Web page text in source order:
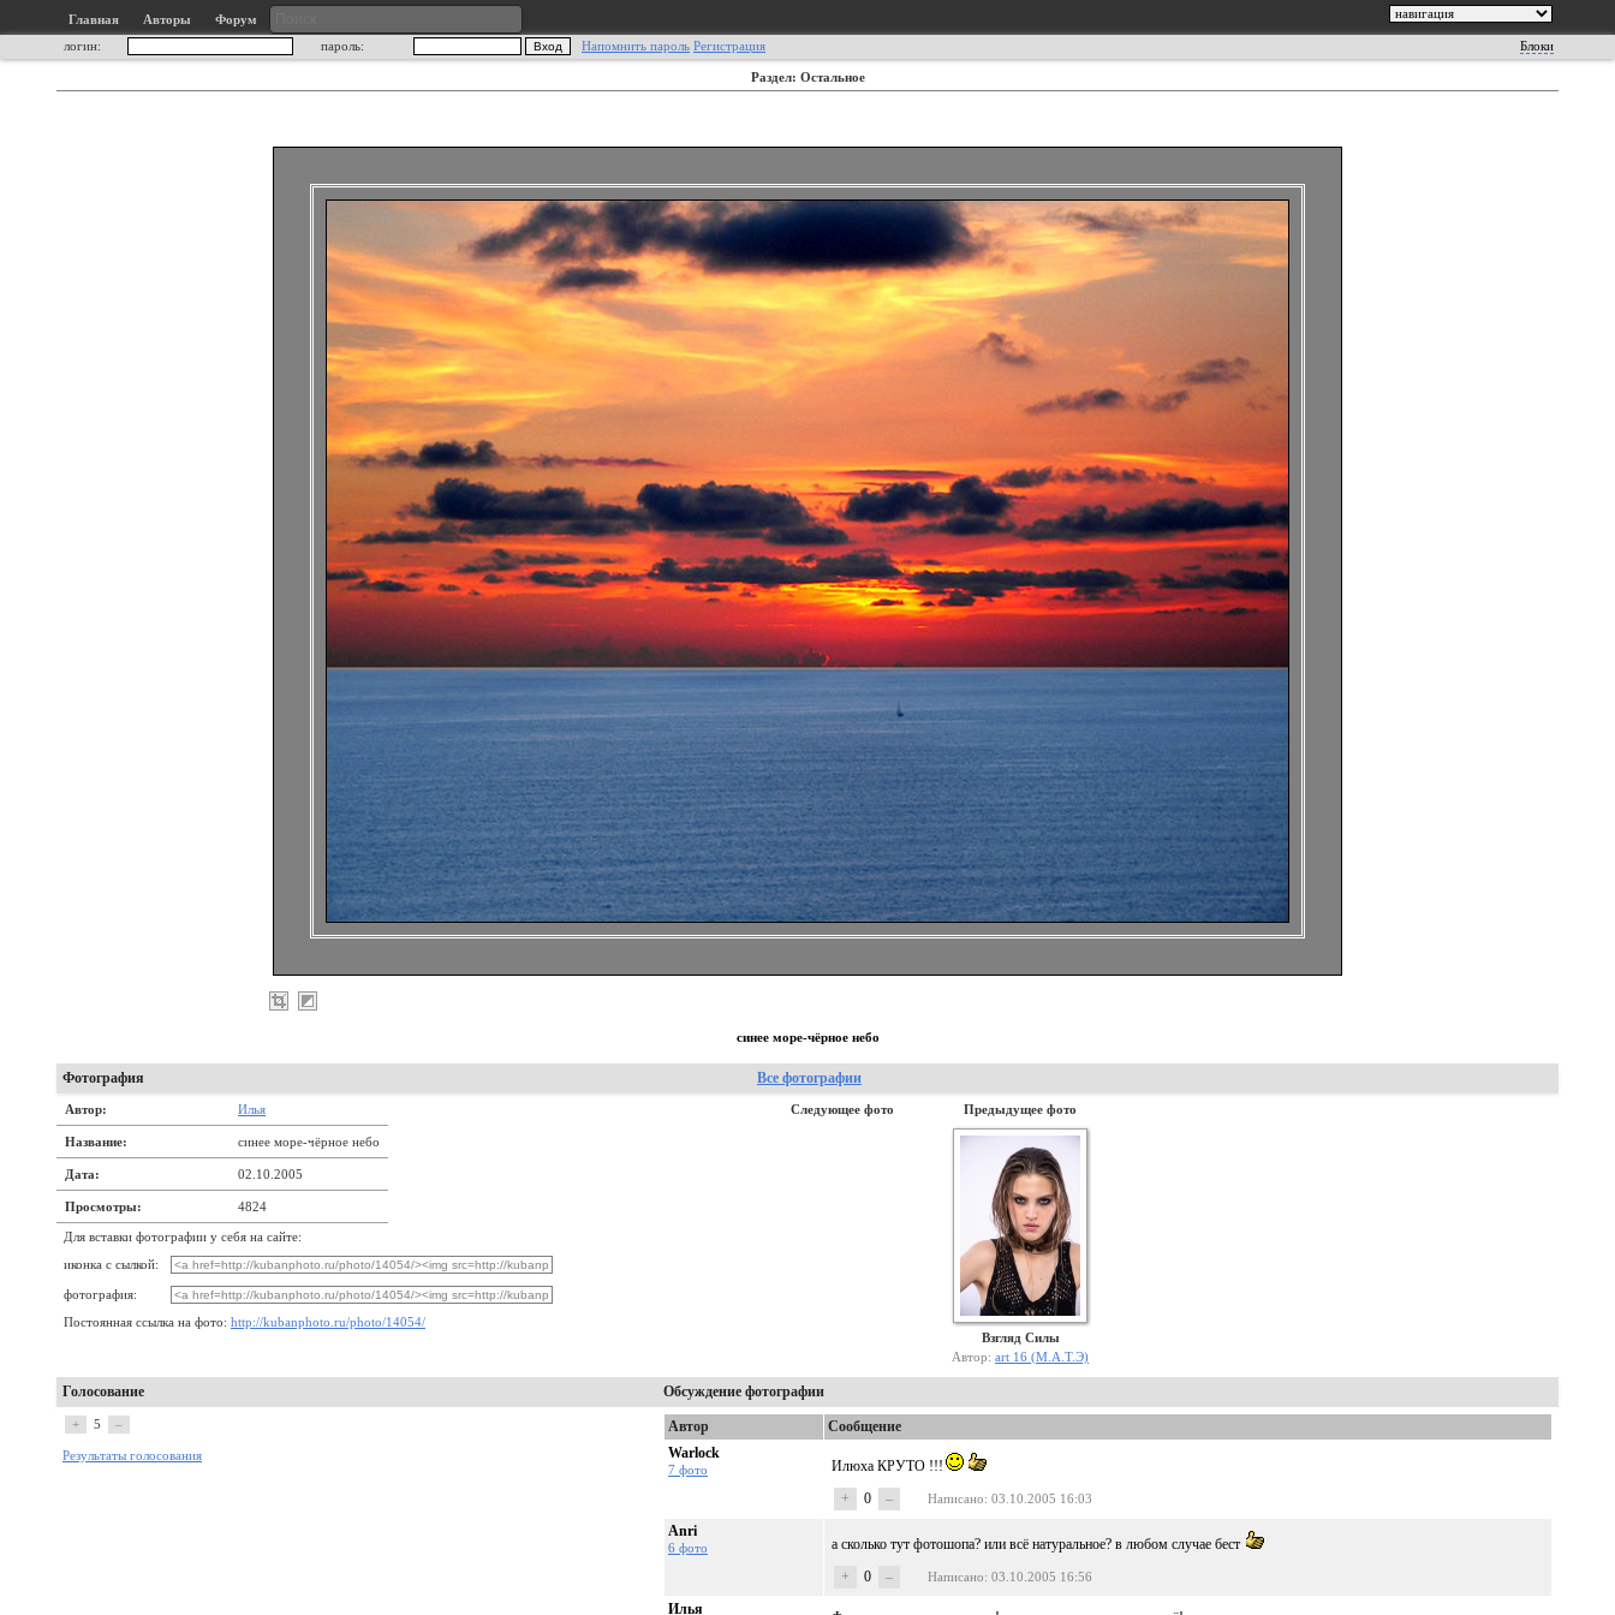
Главная Авторы
Форум
логин:
пароль: Напомнить пароль Регистрация Блоки
Раздел: Остальное
синее море-чёрное небо
Фотография Все фотографии
Автор: Илья
Название: синее море-чёрное небо
Дата: 02.10.2005
Просмотры: 4824
Для вставки фотографии у себя на сайте:
иконка с сылкой:
фотография:
Постоянная ссылка на фото: http://kubanphoto.ru/photo/14054/
Следующее фото Предыдущее фото
Взгляд Силы
Автор: art 16 (М.А.Т.Э)
Голосование Обсуждение фотографии
+ 5 –
Результаты голосования
Автор
Сообщение
Warlock
7 фото
Илюха КРУТО !!!
+
0 – Написано: 03.10.2005 16:03
Anri
6 фото
а сколько тут фотошопа? или всё натуральное? в любом случае бест
+
0 – Написано: 03.10.2005 16:56
Илья